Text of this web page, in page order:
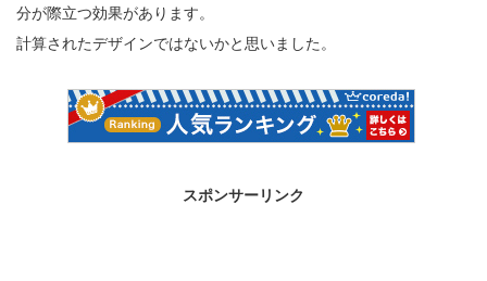
分が際立つ効果があります。
計算されたデザインではないかと思いました。
スポンサーリンク